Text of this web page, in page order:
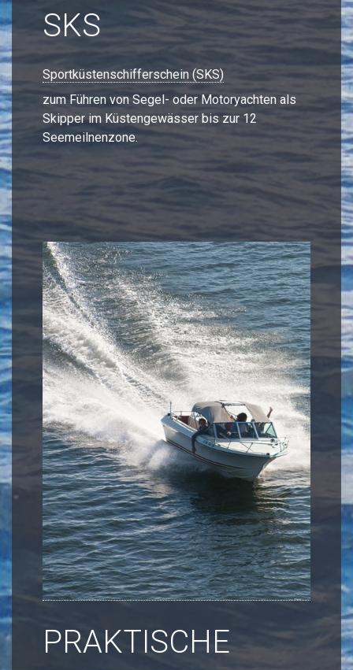
SKS
Sportküstenschifferschein (SKS)
zum Führen von Segel- oder Motoryachten als
Skipper im Küstengewässer bis zur 12
Seemeilnenzone.
PRAKTISCHE